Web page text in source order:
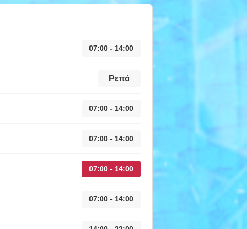
07:00 - 14:00
Ρεπό
07:00 - 14:00
07:00 - 14:00
07:00 - 14:00
07:00 - 14:00